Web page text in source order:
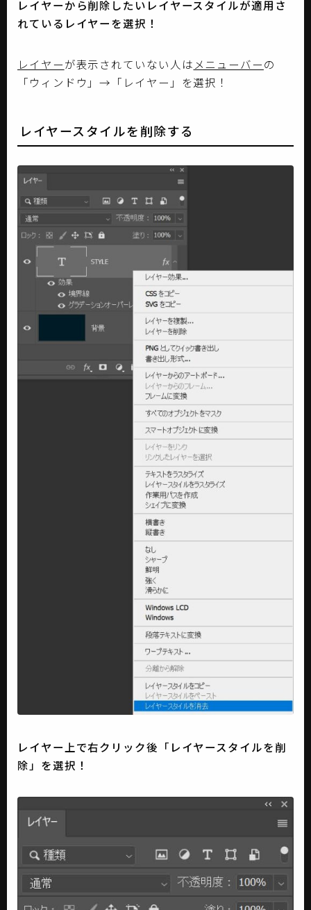
レイヤーから削除したいレイヤースタイルが適用さ
れているレイヤーを選択！
レイヤーが表示されていない人はメニューバーの
「ウィンドウ」→「レイヤー」を選択！
レイヤースタイルを削除する
レイヤー上で右クリック後「レイヤースタイルを削
除」を選択！